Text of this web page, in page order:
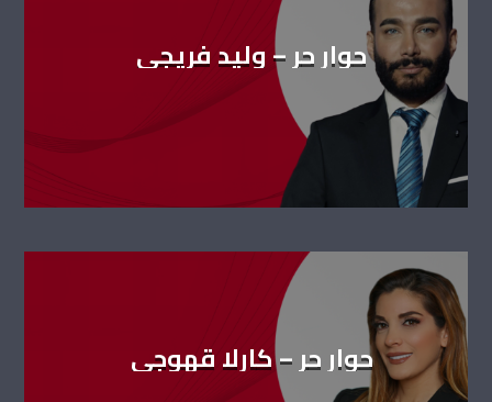
حوار حر – وليد فريجي
حوار حر – كارلا قهوجي